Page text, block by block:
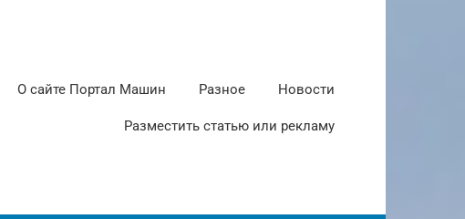
О сайте Портал Машин Разное Новости
Разместить статью или рекламу